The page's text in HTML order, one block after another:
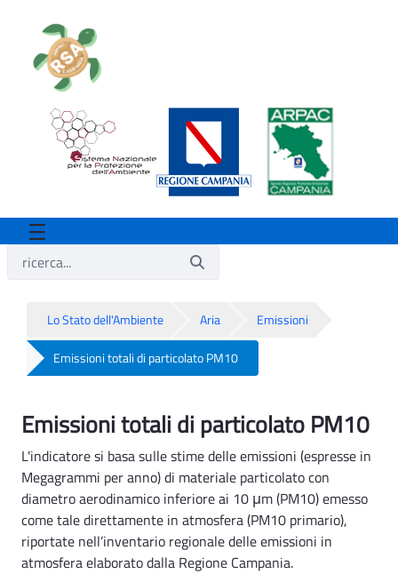
Lo Stato dell'Ambiente Aria Emissioni
Emissioni totali di particolato PM10
Aria Emissioni Ind1 - Rsa
Emissioni totali di particolato PM10
L'indicatore si basa sulle stime delle emissioni (espresse in
Megagrammi per anno) di materiale particolato con
diametro aerodinamico inferiore ai 10 μm (PM10) emesso
come tale direttamente in atmosfera (PM10 primario),
riportate nell’inventario regionale delle emissioni in
atmosfera elaborato dalla Regione Campania.